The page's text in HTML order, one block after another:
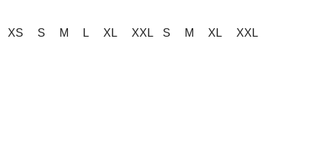
XS S M L XL XXL S M XL XXL